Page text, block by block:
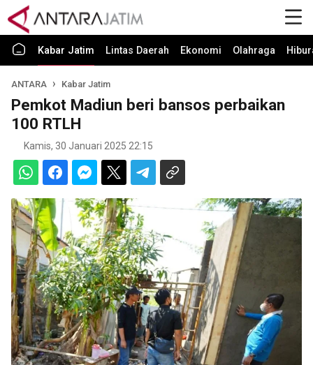
Kabar Jatim Lintas Daerah Ekonomi Olahraga
ANTARA Kabar Jatim
Pemkot Madiun beri bansos perbaikan
100 RTLH
Kamis, 30 Januari 2025 22:15